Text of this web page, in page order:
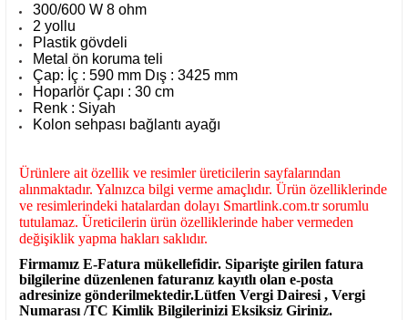
300/600 W 8 ohm
2 yollu
Plastik gövdeli
Metal ön koruma teli
Çap: İç : 590 mm Dış : 3425 mm
Hoparlör Çapı : 30 cm
Renk : Siyah
Kolon sehpası bağlantı ayağı
Ürünlere ait özellik ve resimler üreticilerin sayfalarından
alınmaktadır. Yalnızca bilgi verme amaçlıdır. Ürün özelliklerinde
ve resimlerindeki hatalardan dolayı Smartlink.com.tr sorumlu
tutulamaz. Üreticilerin ürün özelliklerinde haber vermeden
değişiklik yapma hakları saklıdır.
Firmamız E-Fatura mükellefidir. Siparişte girilen fatura
bilgilerine düzenlenen faturanız kayıtlı olan e-posta
adresinize gönderilmektedir.Lütfen Vergi Dairesi , Vergi
Numarası /TC Kimlik Bilgilerinizi Eksiksiz Giriniz.